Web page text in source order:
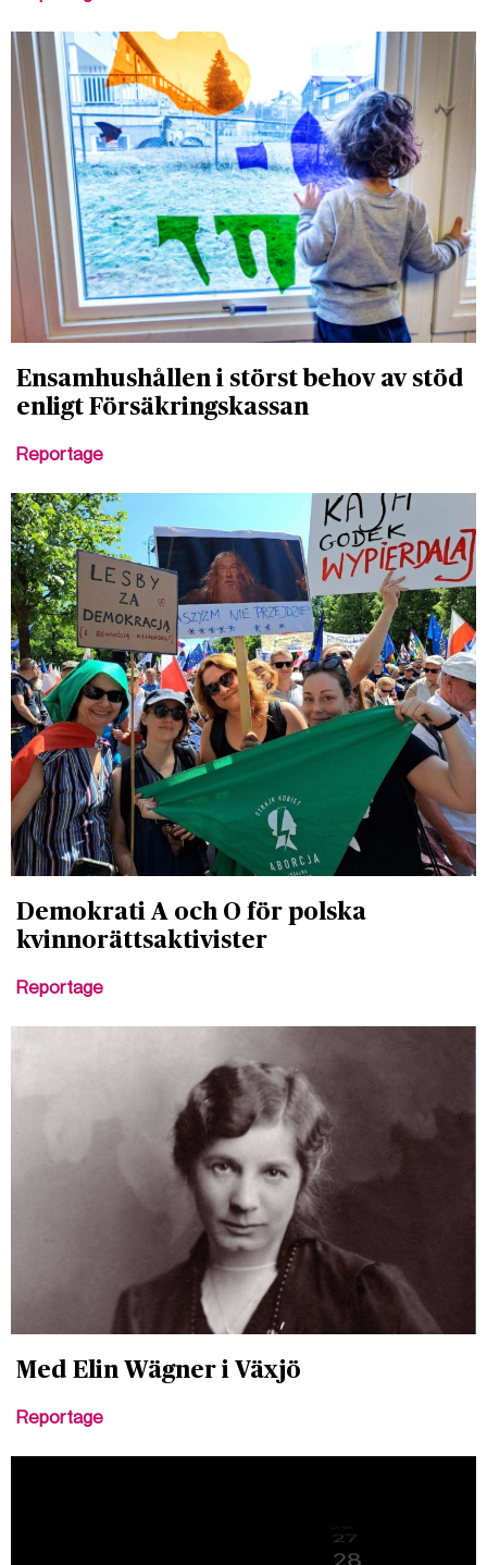
Ensamhushållen i störst behov av stöd
enligt Försäkringskassan
Reportage
Demokrati A och O för polska
kvinnorättsaktivister
Reportage
Med Elin Wägner i Växjö
Reportage